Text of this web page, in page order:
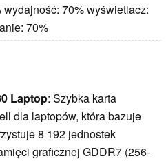
wydajność: 70% wyświetlacz:
70%
Laptop: Szybka karta
dla laptopów, która bazuje
8 192 jednostek
graficznej GDDR7 (256-